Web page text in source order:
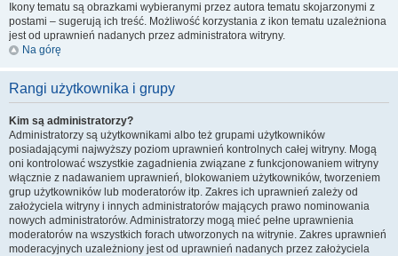
Ikony tematu są obrazkami wybieranymi przez autora tematu skojarzonymi z
postami – sugerują ich treść. Możliwość korzystania z ikon tematu uzależniona
jest od uprawnień nadanych przez administratora witryny.
Na górę
Rangi użytkownika i grupy
Kim są administratorzy?
Administratorzy są użytkownikami albo też grupami użytkowników
posiadającymi najwyższy poziom uprawnień kontrolnych całej witryny. Mogą
oni kontrolować wszystkie zagadnienia związane z funkcjonowaniem witryny
włącznie z nadawaniem uprawnień, blokowaniem użytkowników, tworzeniem
grup użytkowników lub moderatorów itp. Zakres ich uprawnień zależy od
założyciela witryny i innych administratorów mających prawo nominowania
nowych administratorów. Administratorzy mogą mieć pełne uprawnienia
moderatorów na wszystkich forach utworzonych na witrynie. Zakres uprawnień
moderacyjnych uzależniony jest od uprawnień nadanych przez założyciela